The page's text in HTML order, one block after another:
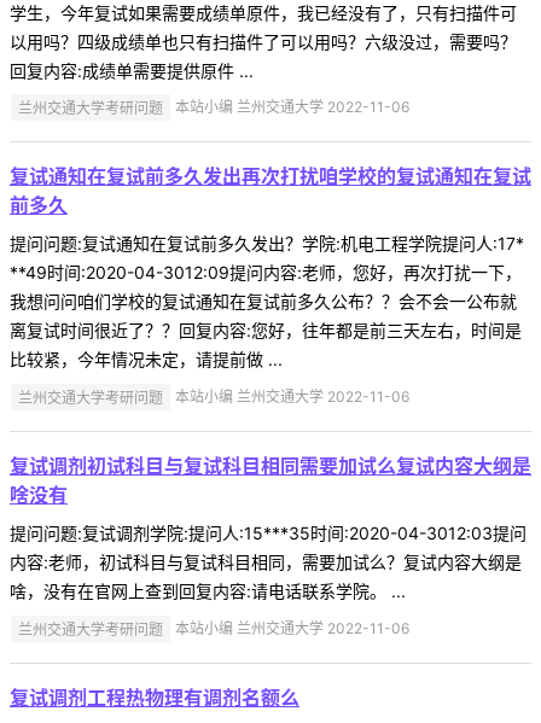
学生，今年复试如果需要成绩单原件，我已经没有了，只有扫描件可
以用吗？四级成绩单也只有扫描件了可以用吗？六级没过，需要吗？
回复内容:成绩单需要提供原件 ...
兰州交通大学考研问题 本站小编 兰州交通大学 2022-11-06
复试通知在复试前多久发出再次打扰咱学校的复试通知在复试
前多久
提问问题:复试通知在复试前多久发出？学院:机电工程学院提问人:17*
**49时间:2020-04-3012:09提问内容:老师，您好，再次打扰一下，
我想问问咱们学校的复试通知在复试前多久公布？？会不会一公布就
离复试时间很近了？？回复内容:您好，往年都是前三天左右，时间是
比较紧，今年情况未定，请提前做 ...
兰州交通大学考研问题 本站小编 兰州交通大学 2022-11-06
复试调剂初试科目与复试科目相同需要加试么复试内容大纲是
啥没有
提问问题:复试调剂学院:提问人:15***35时间:2020-04-3012:03提问
内容:老师，初试科目与复试科目相同，需要加试么？复试内容大纲是
啥，没有在官网上查到回复内容:请电话联系学院。 ...
兰州交通大学考研问题 本站小编 兰州交通大学 2022-11-06
复试调剂工程热物理有调剂名额么